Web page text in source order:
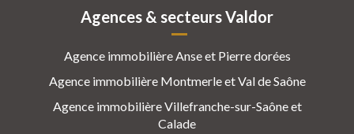
Agences & secteurs Valdor
Agence immobilière Anse et Pierre dorées
Agence immobilière Montmerle et Val de Saône
Agence immobilière Villefranche-sur-Saône et
Calade